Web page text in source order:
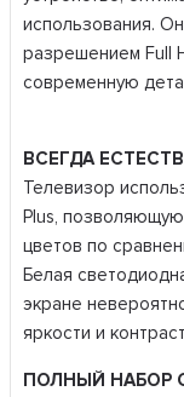
использования.
разрешением Full
современную
ВСЕГДА
Телевизор
Plus,
цветов по
Белая
экране
яркости и
ПОЛНЫЙ НАБОР